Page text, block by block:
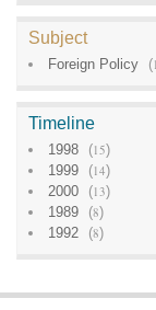
Subject
Foreign Policy (
Timeline
1998 (15)
1999
(14)
2000
(13)
1989
(8)
1992
(8)